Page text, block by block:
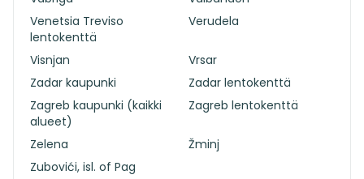
Venetsia Treviso
lentokenttä
Verudela
Visnjan
Vrsar
Zadar kaupunki
Zadar lentokenttä
Zagreb kaupunki (kaikki
alueet)
Zagreb lentokenttä
Zelena
Žminj
Zubovići, isl. of Pag